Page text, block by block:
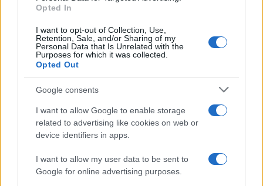
Opted In
I want to opt-out of Collection, Use,
Retention, Sale, and/or Sharing of my
Personal Data that Is Unrelated with the
Purposes for which it was collected.
Opted Out
Google consents
I want to allow Google to enable storage
related to advertising like cookies on web or
device identifiers in apps.
I want to allow my user data to be sent to
Google for online advertising purposes.
Tutti i diritti riservati
I contenuti sono curati dalla redazione con il supporto di strumenti digitali e
realizzati in collaborazione con autori indipendenti.
Casa Magazine
Donne Magazine